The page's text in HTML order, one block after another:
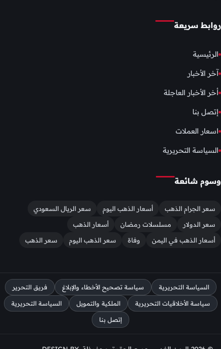
روابط سريعة
الرئيسية
آخر الأخبار
أخر الأخبار العاجلة
إتصل بنا
اسعار العملات
السياسة التحريرية
وسوم شائعة
سعر الجرام الذهب أسعار الذهب اليوم
سعر الريال السعودي
سعر الدولار
مسلسلات رمضان
أسعار الذهب
أسعار الذهب في اليمن
وفاة سعر الذهب اليوم سعر الذهب
السياسة التحريرية سياسة تصحيح الأخطاء والإبلاغ فريق التحرير
سياسة الأخلاقيات التحريرية الملكية والتمويل السياسة التحريرية
إتصل بنا